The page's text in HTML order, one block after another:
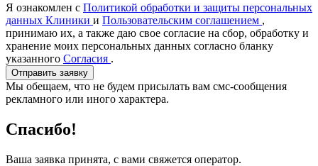
Я ознакомлен с Политикой обработки и защиты персональных
данных Клиники и Пользовательским соглашением ,
принимаю их, а также даю свое согласие на сбор, обработку и
хранение моих персональных данных согласно бланку
указанного Согласия .
Отправить заявку
Мы обещаем, что не будем присылать вам смс-сообщения
рекламного или иного характера.
Спасибо!
Ваша заявка принята, с вами свяжется оператор.